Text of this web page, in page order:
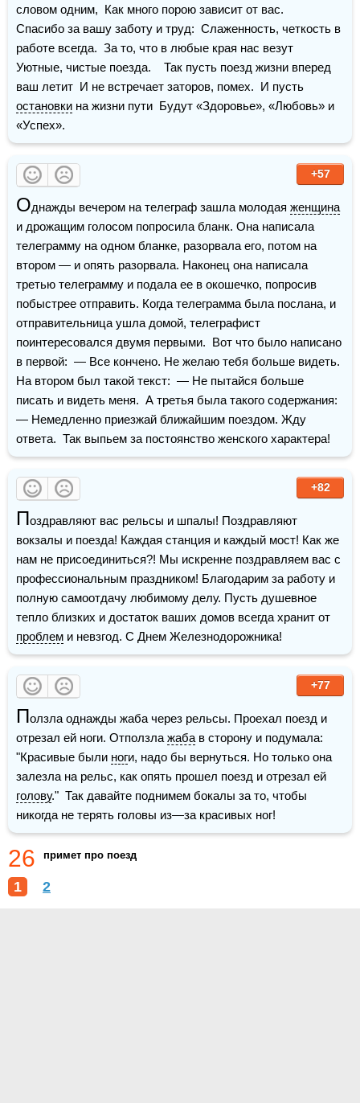
словом одним,  Как много порою зависит от вас.
Спасибо за вашу заботу и труд:  Слаженность, четкость в
работе всегда.  За то, что в любые края нас везут
Уютные, чистые поезда.    Так пусть поезд жизни вперед
остановки на жизни пути  Будут «Здоровье», «Любовь» и
«Успех».
+57
Однажды вечером на телеграф зашла молодая женщина
и дрожащим голосом попросила бланк. Она написала
телеграмму на одном бланке, разорвала его, потом на
втором — и опять разорвала. Наконец она написала
третью телеграмму и подала ее в окошечко, попросив
побыстрее отправить. Когда телеграмма была послана, и
отправительница ушла домой, телеграфист
поинтересовался двумя первыми.  Вот что было написано
в первой:  — Все кончено. Не желаю тебя больше видеть.
На втором был такой текст:  — Не пытайся больше
писать и видеть меня.  А третья была такого содержания:
— Немедленно приезжай ближайшим поездом. Жду
ответа.  Так выпьем за постоянство женского характера!
+82
Поздравляют вас рельсы и шпалы! Поздравляют
вокзалы и поезда! Каждая станция и каждый мост! Как же
нам не присоединиться?! Мы искренне поздравляем вас с
профессиональным праздником! Благодарим за работу и
полную самоотдачу любимому делу. Пусть душевное
проблем и невзгод. С Днем Железнодорожника!
+77
Ползла однажды жаба через рельсы. Проехал поезд и
отрезал ей ноги. Отползла жаба в сторону и подумала:
"Красивые были ноги, надо бы вернуться. Но только она
голову."  Так давайте поднимем бокалы за то, чтобы
никогда не терять головы из—за красивых ног!
26 примет про поезд
1 2